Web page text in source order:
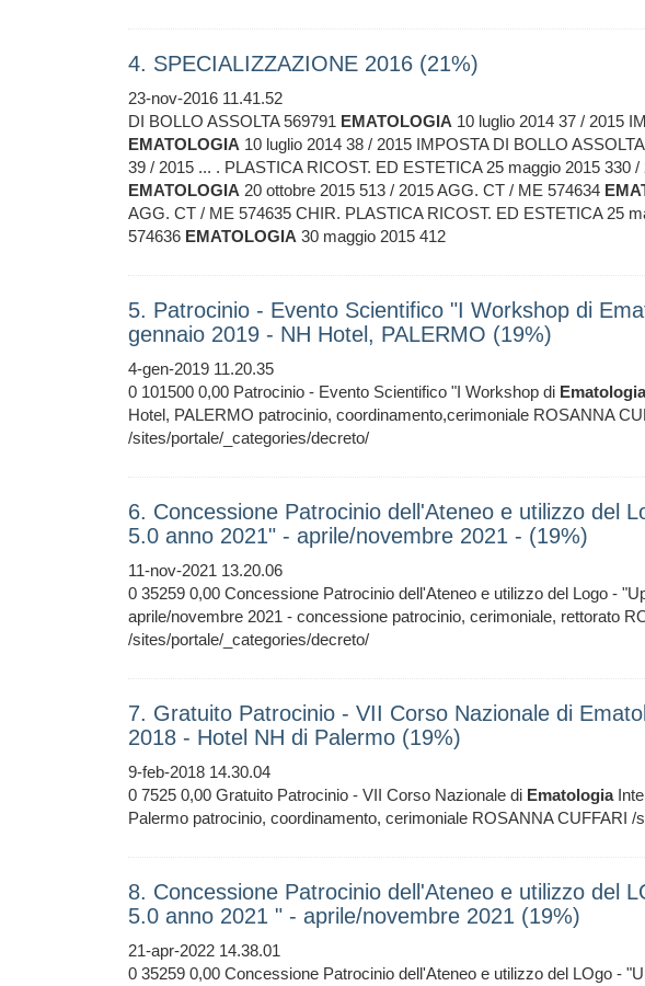
4. SPECIALIZZAZIONE 2016 (21%)
23-nov-2016 11.41.52
DI BOLLO ASSOLTA 569791 EMATOLOGIA 10 luglio 2014 37 / 2015
EMATOLOGIA 10 luglio 2014 38 / 2015 IMPOSTA DI BOLLO
39 / 2015 ... . PLASTICA RICOST. ED ESTETICA 25 maggio 2015 330
EMATOLOGIA 20 ottobre 2015 513 / 2015 AGG. CT / ME 574634
AGG. CT / ME 574635 CHIR. PLASTICA RICOST. ED ESTETICA 25
574636 EMATOLOGIA 30 maggio 2015 412
5. Patrocinio - Evento Scientifico "I Workshop di
gennaio 2019 - NH Hotel, PALERMO (19%)
4-gen-2019 11.20.35
0 101500 0,00 Patrocinio - Evento Scientifico "I Workshop di Ematologia
Hotel, PALERMO patrocinio, coordinamento,cerimoniale ROSANNA
/sites/portale/_categories/decreto/
6. Concessione Patrocinio dell'Ateneo e utilizzo del
5.0 anno 2021" - aprile/novembre 2021 - (19%)
11-nov-2021 13.20.06
0 35259 0,00 Concessione Patrocinio dell'Ateneo e utilizzo del Logo -
aprile/novembre 2021 - concessione patrocinio, cerimoniale, rettorato
/sites/portale/_categories/decreto/
7. Gratuito Patrocinio - VII Corso Nazionale di
2018 - Hotel NH di Palermo (19%)
9-feb-2018 14.30.04
0 7525 0,00 Gratuito Patrocinio - VII Corso Nazionale di Ematologia
Palermo patrocinio, coordinamento, cerimoniale ROSANNA CUFFARI /
8. Concessione Patrocinio dell'Ateneo e utilizzo del
5.0 anno 2021 " - aprile/novembre 2021 (19%)
21-apr-2022 14.38.01
0 35259 0,00 Concessione Patrocinio dell'Ateneo e utilizzo del LOgo -